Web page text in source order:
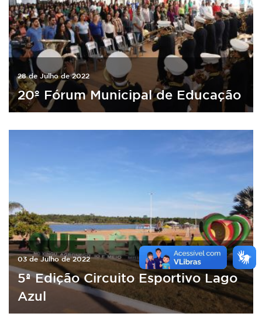
28 de Julho de 2022
20º Fórum Municipal de Educação
03 de Julho de 2022
5ª Edição Circuito Esportivo Lago
Azul